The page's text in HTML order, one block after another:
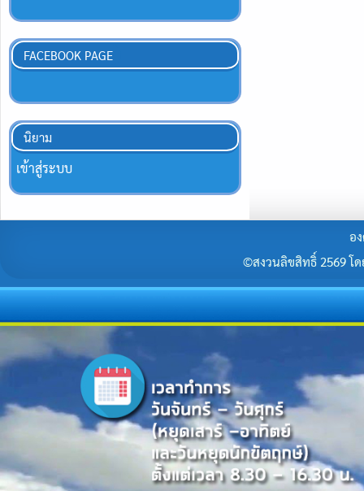
FACEBOOK PAGE
นิยาม
เข้าสู่ระบบ
อ
©สงวนลิขสิทธิ์ 2569 โ